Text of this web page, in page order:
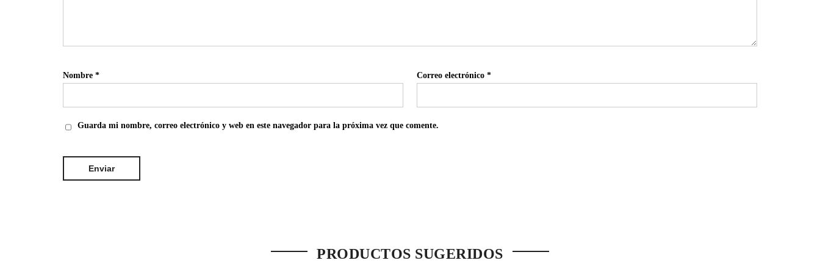
Nombre * Correo electrónico*
Guarda mi nombre, correo electrónico y web en este navegador para la próxima vez que comente.
PRODUCTOS SUGERIDOS